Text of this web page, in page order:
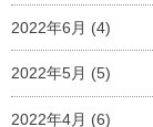
2022年6月 (4)
2022年5月 (5)
2022年4月 (6)